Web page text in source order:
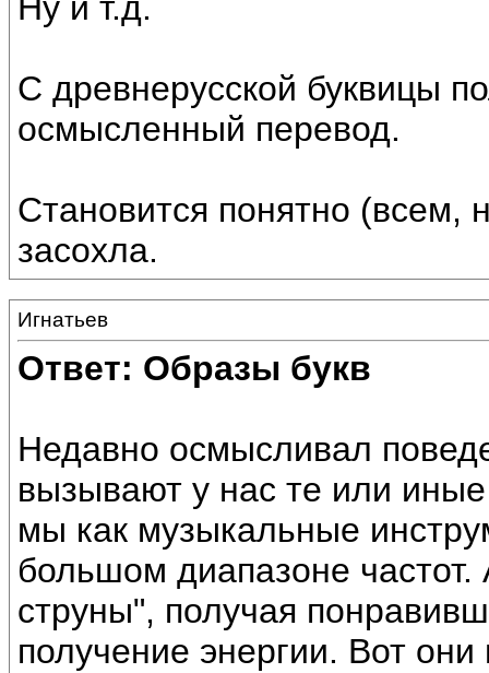
Ну и т.д.
С древнерусской буквицы
осмысленный перевод.
Становится понятно
засохла.
Игнатьев
Ответ: Образы букв
Недавно осмысливал
вызывают у нас те или
мы как музыкальные
большом диапазоне частот.
струны", получая
получение энергии. Вот